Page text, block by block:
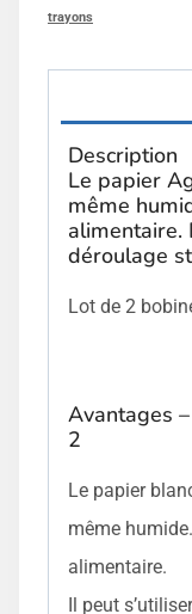
trayons
Description
Le papier
même
alimentaire.
déroulage
Lot de 2
Avantages
2
Le papier
même
alimentaire.
Il peut